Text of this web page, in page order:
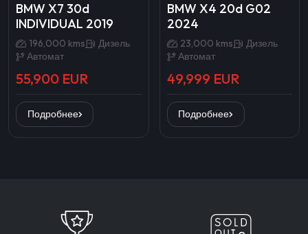
BMW X7 30d
INDIVIDUAL 2019
196,000 kms
Дизель
Автомат
55,900 EUR
Подробнее
BMW X4 20d G02
2024
23,000 kms
Дизель
Автомат
49,999 EUR
Подробнее